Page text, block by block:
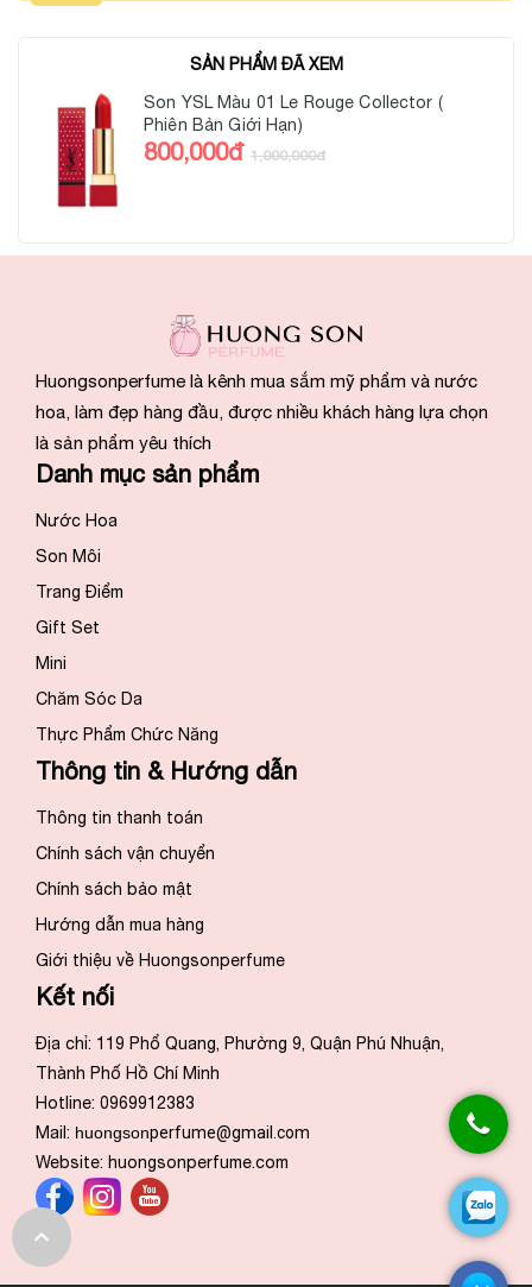
SẢN PHẨM ĐÃ XEM
Son YSL Màu 01 Le Rouge Collector (
Phiên Bản Giới Hạn)
800,000đ 1,000,000đ
Huongsonperfume là kênh mua sắm mỹ phẩm và nước
hoa, làm đẹp hàng đầu, được nhiều khách hàng lựa chọn
là sản phẩm yêu thích
Danh mục sản phẩm
Nước Hoa
Son Môi
Trang Điểm
Gift Set
Mini
Chăm Sóc Da
Thực Phẩm Chức Năng
Thông tin & Hướng dẫn
Thông tin thanh toán
Chính sách vận chuyển
Chính sách bảo mật
Hướng dẫn mua hàng
Giới thiệu về Huongsonperfume
Kết nối
Địa chỉ: 119 Phổ Quang, Phường 9, Quận Phú Nhuận,
Thành Phố Hồ Chí Minh
Hotline: 0969912383
Mail: huongsonperfume@gmail.com
Website: huongsonperfume.com